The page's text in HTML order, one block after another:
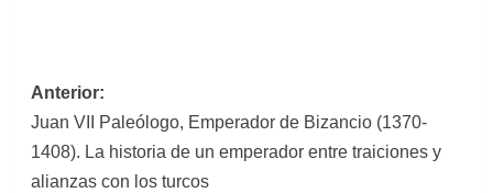
Navegación
de
entradas
Anterior:
Juan VII Paleólogo, Emperador de Bizancio (1370-
1408). La historia de un emperador entre traiciones y
alianzas con los turcos